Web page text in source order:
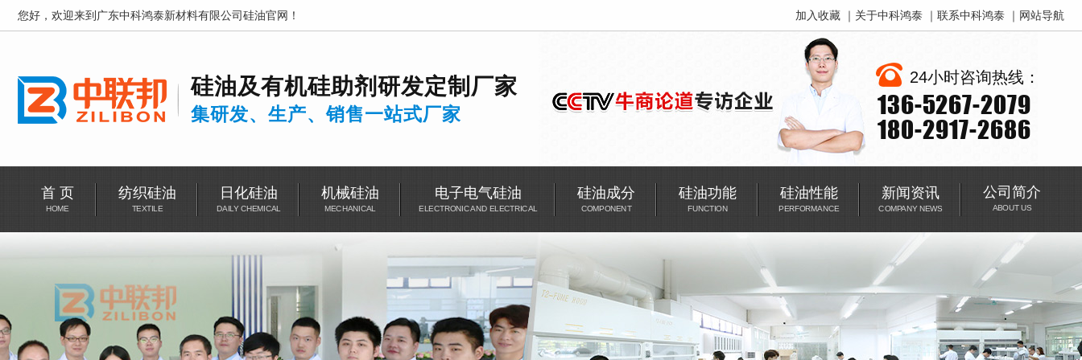
您好，欢迎来到广东中科鸿泰新材料有限公司硅油官网！ 加入收藏 ｜ 关于中科鸿泰 ｜ 联系中科鸿泰 ｜ 网站导航
硅油及有机硅助剂研发定制厂家
集研发、生产、销售一站式厂家
24小时咨询热线：
136-5267-2079
180-2917-2686
首 页
HOME
纺织硅油
TEXTILE
日化硅油
DAILY CHEMICAL
机械硅油
MECHANICAL
电子电气硅油
ELECTRONIC AND ELECTRICAL
硅油成分
COMPONENT
硅油功能
FUNCTION
硅油性能
PERFORMANCE
新闻资讯
COMPANY NEWS
公司简介
ABOUT US